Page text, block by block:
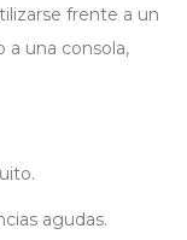
frente a un
una consola,
agudas.